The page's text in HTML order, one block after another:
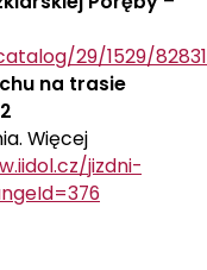
29/1529/
na trasie
Więcej
jizdni-